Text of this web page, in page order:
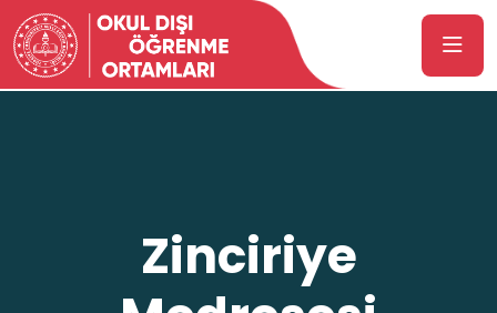
Zinciriye